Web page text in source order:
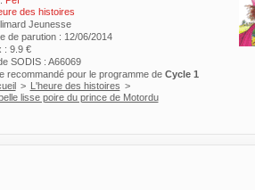
des histoires
Jeunesse
de parution : 12/06/2014
: 9.9 €
SODIS : A66069
recommandé pour le programme de Cycle 1
> L'heure des histoires >
lisse poire du prince de Motordu